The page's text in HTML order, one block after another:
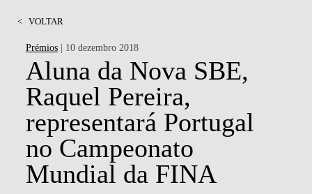
< VOLTAR
Prémios| 10 dezembro 2018
Aluna da Nova SBE,
Raquel Pereira,
representará Portugal
no Campeonato
Mundial da FINA